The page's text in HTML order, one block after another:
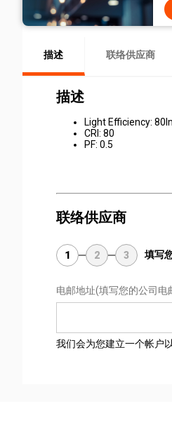
描述 联络供应商
描述
Light Efficiency:
CRI: 80
PF: 0.5
联络供应商
1 2 3 填写
电邮地址(填写您的公司电
我们会为您建立一个帐户